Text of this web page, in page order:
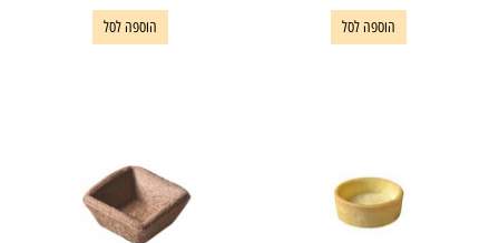
הוספה לסל הוספה לסל